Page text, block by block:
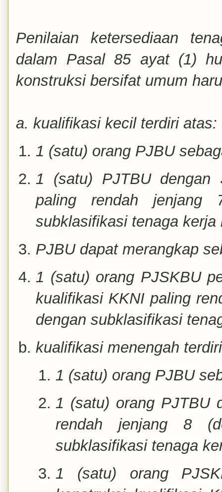
Penilaian ketersediaan
dalam Pasal 85 ayat (1)
konstruksi bersifat umum
a. kualifikasi kecil terdiri atas:
1 (satu) orang PJBU
1 (satu) PJTBU dengan
paling rendah
subklasifikasi tenaga kerja
PJBU dapat merangkap
1 (satu) orang PJSKBU
kualifikasi KKNI paling
dengan subklasifikasi
kualifikasi menengah
1 (satu) orang PJBU
1 (satu) orang PJTBU
rendah jenjang 8
subklasifikasi tenaga
1 (satu) orang